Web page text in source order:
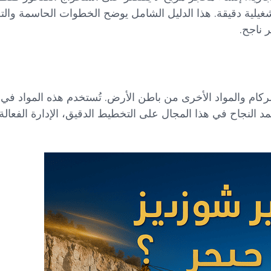
دقيقة. هذا الدليل الشامل يوضح الخطوات الحاسمة
ناجح.
والمواد الأخرى من باطن الأرض. تُستخدم هذه المواد في
النجاح في هذا المجال على التخطيط الدقيق، الإدارة